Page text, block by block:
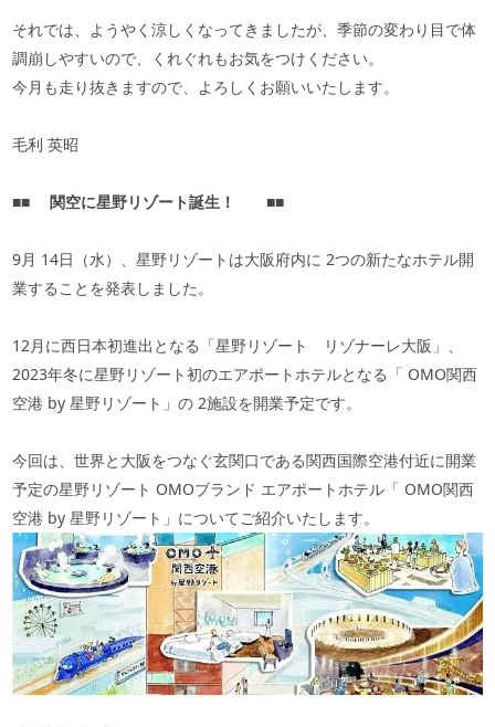
それでは、ようやく涼しくなってきましたが、季節の変わり目で体
調崩しやすいので、くれぐれもお気をつけください。
今月も走り抜きますので、よろしくお願いいたします。
毛利 英昭
■■ 関空に星野リゾート誕生！ ■■
9月 14日（水）、星野リゾートは大阪府内に 2つの新たなホテル開
業することを発表しました。
12月に西日本初進出となる「星野リゾート リゾナーレ大阪」、
2023年冬に星野リゾート初のエアポートホテルとなる「 OMO関西
空港 by 星野リゾート」の 2施設を開業予定です。
今回は、世界と大阪をつなぐ玄関口である関西国際空港付近に開業
予定の星野リゾート OMOブランド エアポートホテル「 OMO関西
空港 by 星野リゾート」についてご紹介いたします。